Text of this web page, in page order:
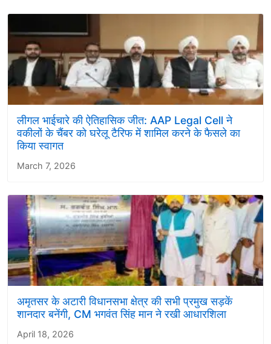
लीगल भाईचारे की ऐतिहासिक जीत: AAP Legal Cell ने
वकीलों के चैंबर को घरेलू टैरिफ में शामिल करने के फैसले का
किया स्वागत
March 7, 2026
अमृतसर के अटारी विधानसभा क्षेत्र की सभी प्रमुख सड़कें
शानदार बनेंगी, CM भगवंत सिंह मान ने रखी आधारशिला
April 18, 2026